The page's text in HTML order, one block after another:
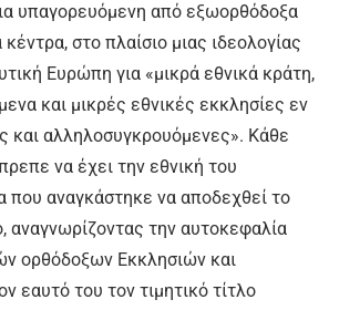
υπαγορευόμενη από εξωορθόδοξα
στο πλαίσιο μιας ιδεολογίας
Ευρώπη για «μικρά εθνικά κράτη,
και μικρές εθνικές εκκλησίες εν
και αλληλοσυγκρουόμενες». Κάθε
να έχει την εθνική του
που αναγκάστηκε να αποδεχθεί το
αναγνωρίζοντας την αυτοκεφαλία
ορθόδοξων Εκκλησιών και
εαυτό του τον τιμητικό τίτλο